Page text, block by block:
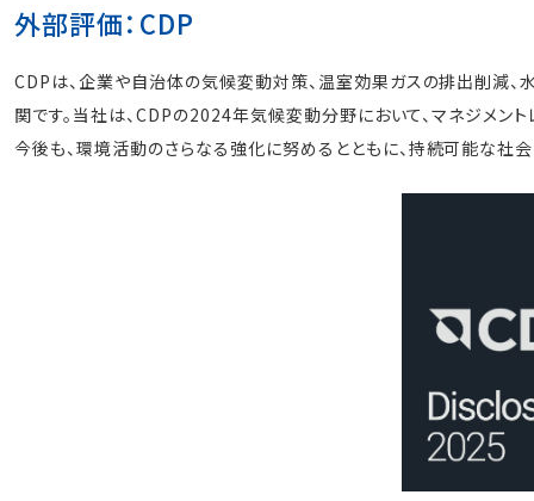
外部評価：CDP
CDPは、企業や自治体の気候変動対策、温室効果ガスの排出削減
関です。当社は、CDPの2024年気候変動分野において、マ
今後も、環境活動のさらなる強化に努めるとともに、持続可能な社